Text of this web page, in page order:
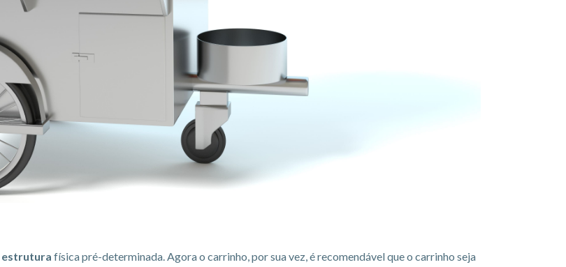
estrutura física pré-determinada. Agora o carrinho, por sua vez, é recomendável que o carrinho seja